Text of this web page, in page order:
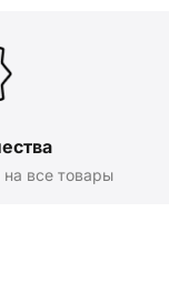
все товары